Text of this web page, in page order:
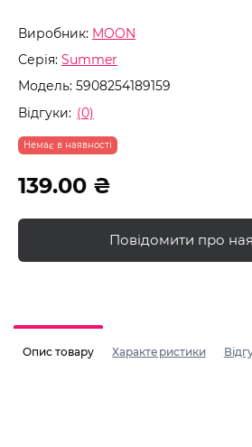
Виробник: MOON
Серія: Summer
Модель: 5908254189159
Відгуки: (0)
Немає в наявності
139.00 ₴
Повідомити про
Опис товару Характеристики